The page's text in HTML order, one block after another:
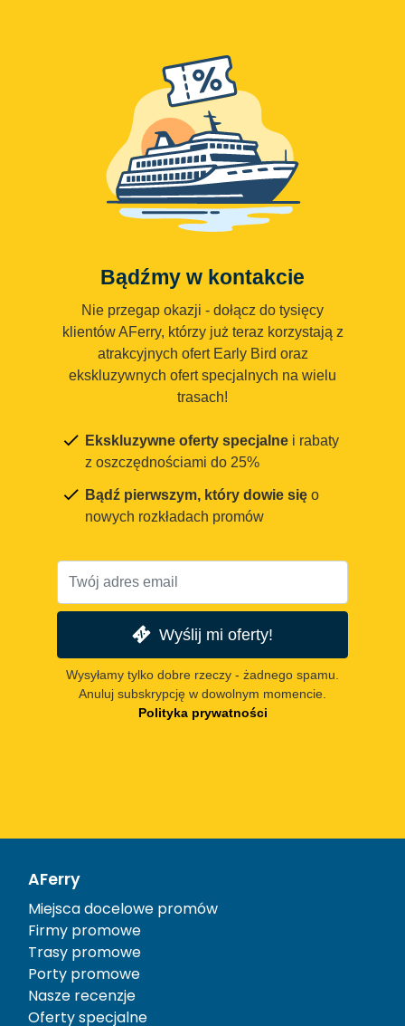
Bądźmy w kontakcie
Nie przegap okazji - dołącz do tysięcy
klientów AFerry, którzy już teraz korzystają z
atrakcyjnych ofert Early Bird oraz
ekskluzywnych ofert specjalnych na wielu
trasach!
Ekskluzywne oferty specjalne i rabaty
z oszczędnościami do 25%
Bądź pierwszym, który dowie się o
nowych rozkładach promów
Wyślij mi oferty!
Wysyłamy tylko dobre rzeczy - żadnego spamu.
Anuluj subskrypcję w dowolnym momencie.
Polityka prywatności
AFerry
Miejsca docelowe promów
Firmy promowe
Trasy promowe
Porty promowe
Nasze recenzje
Oferty specjalne